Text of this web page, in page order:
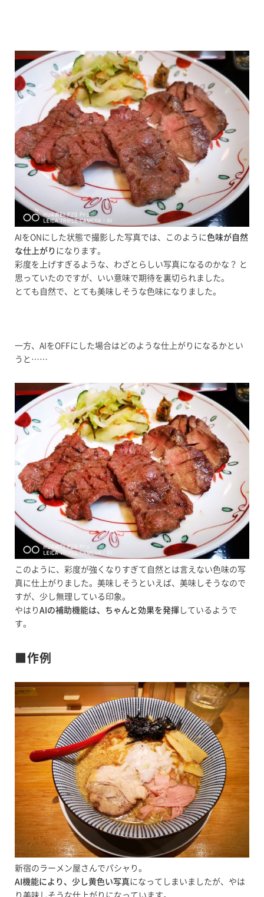
AIをONにした状態で撮影した写真では、このように色味が自然
な仕上がり になります。
彩度を上げすぎるような、わざとらしい写真になるのかな？ と
思っていたのですが、いい意味で期待を裏切られました。
とても自然で、とても美味しそうな色味になりました。
一方、AIをOFFにした場合はどのような仕上がりになるかとい
うと……
このように、彩度が強くなりすぎて自然とは言えない色味の写
真に仕上がりました。美味しそうといえば、美味しそうなので
すが、少し無理している印象。
やはり AIの補助機能は、ちゃんと効果を発揮 しているようで
す。
■作例
新宿のラーメン屋さんでパシャり。
AI機能により、少し黄色い写真になってしまいましたが、やは